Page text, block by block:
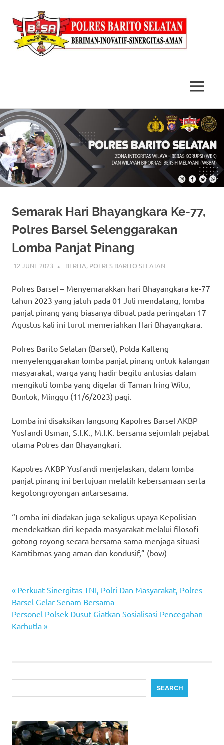
Skip
to
content
MENU
Semarak Hari Bhayangkara Ke-77,
Polres Barsel Selenggarakan
Lomba Panjat Pinang
12 JUNE 2023 ADMIN_POLRESBARSEL
BERITA, POLRES BARITO SELATAN
Polres Barsel – Menyemarakkan hari Bhayangkara ke-77
tahun 2023 yang jatuh pada 01 Juli mendatang, lomba
panjat pinang yang biasanya dibuat pada peringatan 17
Agustus kali ini turut memeriahkan Hari Bhayangkara.
Polres Barito Selatan (Barsel), Polda Kalteng
menyelenggarakan lomba panjat pinang untuk kalangan
masyarakat, warga yang hadir begitu antusias dalam
mengikuti lomba yang digelar di Taman Iring Witu,
Buntok, Minggu (11/6/2023) pagi.
Lomba ini disaksikan langsung Kapolres Barsel AKBP
Yusfandi Usman, S.I.K., M.I.K. bersama sejumlah pejabat
utama Polres dan Bhayangkari.
Kapolres AKBP Yusfandi menjelaskan, dalam lomba
panjat pinang ini bertujuan melatih kebersamaan serta
kegotongroyongan antarsesama.
“Lomba ini diadakan juga sekaligus upaya Kepolisian
mendekatkan diri kepada masyarakat melalui filosofi
gotong royong secara bersama-sama menjaga situasi
Kamtibmas yang aman dan kondusif,” (bow)
Post
navigation
Previous
Post:
Perkuat Sinergitas TNI, Polri Dan Masyarakat, Polres
Barsel Gelar Senam Bersama
Next
Post:
Personel Polsek Dusut Giatkan Sosialisasi Pencegahan
Karhutla
SEARCH